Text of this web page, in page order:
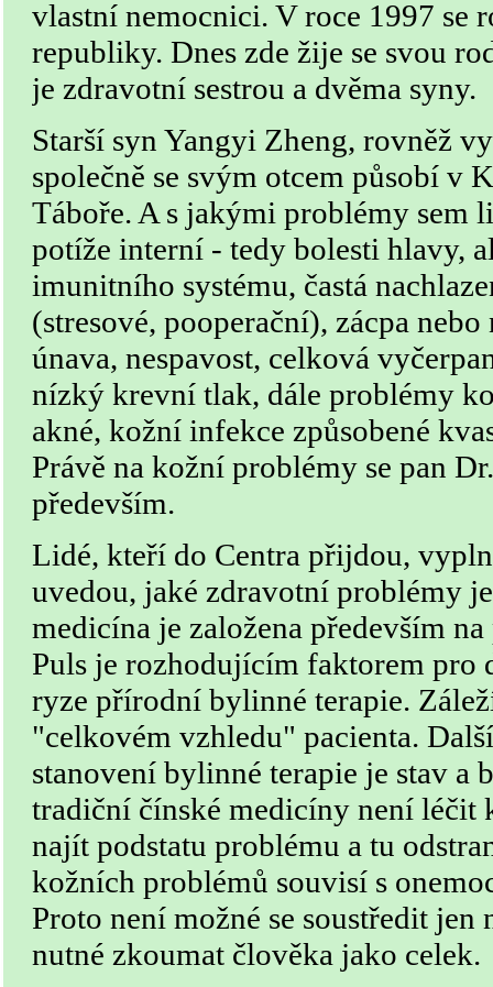
vlastní nemocnici. V roce 1997 se
republiky. Dnes zde žije se svou
je zdravotní sestrou a dvěma syny.
Starší syn Yangyi Zheng, rovněž
společně se svým otcem působí v
Táboře. A s jakými problémy sem
potíže interní - tedy bolesti hlavy,
imunitního systému, častá
(stresové, pooperační), zácpa
únava, nespavost, celková
nízký krevní tlak, dále problémy
akné, kožní infekce způsobené
Právě na kožní problémy se pan
především.
Lidé, kteří do Centra přijdou,
uvedou, jaké zdravotní problémy
medicína je založena především
Puls je rozhodujícím faktorem pro
ryze přírodní bylinné terapie.
"celkovém vzhledu" pacienta.
stanovení bylinné terapie je stav a
tradiční čínské medicíny není léčit
najít podstatu problému a tu
kožních problémů souvisí s
Proto není možné se soustředit
nutné zkoumat člověka jako celek.